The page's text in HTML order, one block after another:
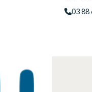
03 88